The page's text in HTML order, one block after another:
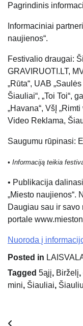
Pagrindinis
Informaciniai
naujienos“.
Festivalio draugai:
GRAVIRUOTI.LT,
„Rūta“, UAB
Šiauliai“, „Toi Toi“,
„Havana“, VšĮ
Video Reklama,
Saugumu rūpinasi:
• Informaciją teikia
• Publikacija
„Miesto naujienos“.
Daugiau sau ir
portale
Nuoroda į
Posted in
Tagged 5ąjį, Birželį,
mini, Šiauliai,